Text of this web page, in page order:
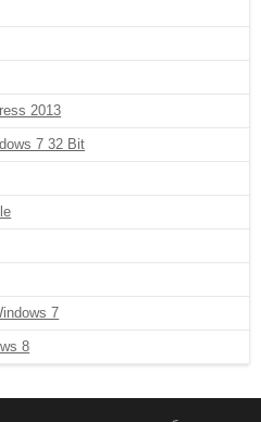
2013
7 32 Bit
7
8